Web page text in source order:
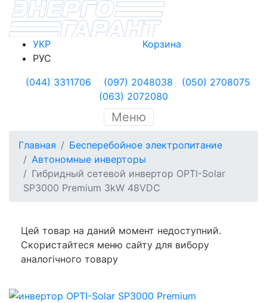
УКР
РУС
Корзина
(044) 3311706 (097) 2048038
(050) 2708075
(063) 2072080
Меню
Главная
Бесперебойное электропитание
Автономные инверторы
Гибридный сетевой инвертор OPTI-Solar
SP3000 Premium 3kW 48VDC
Цей товар на даний момент недоступний.
Скористайтеся меню сайту для вибору
аналогічного товару